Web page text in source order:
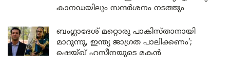
കാനഡയിലും സന്ദർശനം നടത്തും
ബംഗ്ലാദേശ് മറ്റൊരു പാകിസ്താനായി
മാറുന്നു, ഇന്ത്യ ജാഗ്രത പാലിക്കണം’;
ഷെയ്ഖ് ഹസീനയുടെ മകൻ